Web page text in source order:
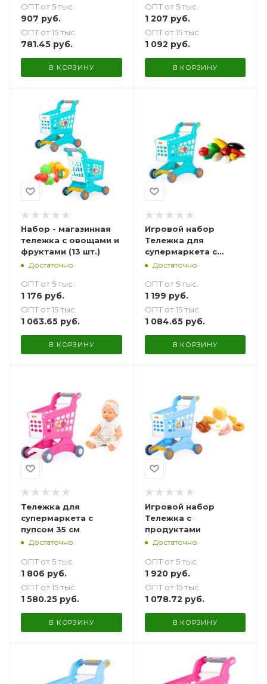
голубая
ОПТ от 5 тыс.
907 руб.
ОПТ от 15 тыс.
781.45 руб.
В КОРЗИНУ
ОПТ от 5 тыс.
1 207 руб.
ОПТ от 15 тыс.
1 092 руб.
В КОРЗИНУ
Набор - магазинная
тележка с овощами и
фруктами (13 шт.)
Достаточно
ОПТ от 5 тыс.
1 176 руб.
ОПТ от 15 тыс.
1 063.65 руб.
В КОРЗИНУ
Игровой набор
Тележка для
супермаркета с
овощами
Достаточно
ОПТ от 5 тыс.
1 199 руб.
ОПТ от 15 тыс.
1 084.65руб.
В КОРЗИНУ
Тележка для
супермаркета с
пупсом 35 см
Достаточно
ОПТ от 5 тыс.
1 806 руб.
ОПТ от 15 тыс.
1 580.25 руб.
В КОРЗИНУ
Игровой набор
Тележка с
продуктами
Достаточно
ОПТ от 5 тыс.
1 920руб.
ОПТ от 15 тыс.
1 078.72 руб.
В КОРЗИНУ